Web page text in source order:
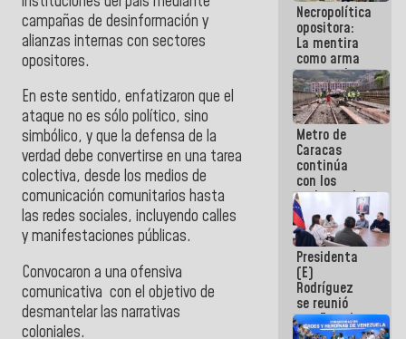
campañas de desinformación y
alianzas internas con sectores
opositores.
En este sentido, enfatizaron que el
ataque no es sólo político, sino
simbólico, y que la defensa de la
verdad debe convertirse en una tarea
colectiva, desde los medios de
comunicación comunitarios hasta
las redes sociales, incluyendo calles
y manifestaciones públicas.
Convocaron a una ofensiva
comunicativa con el objetivo de
desmantelar las narrativas
coloniales.
en La Guaira
Necropolítica
opositora:
La mentira
como arma
contra el
Pueblo
Metro de
Caracas
continúa
con los
trabajos de
mantenimiento
e inspección
en la Línea 2
Presidenta
(E)
Rodríguez
se reunió
con Estado
Mayor